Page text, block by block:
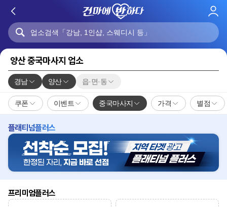
로
양산 중국마사지 업소
경남 양산 읍·면·동
쿠폰 이벤트 중국마사지 가격 별점
플래티넘플러스
프리미엄플러스